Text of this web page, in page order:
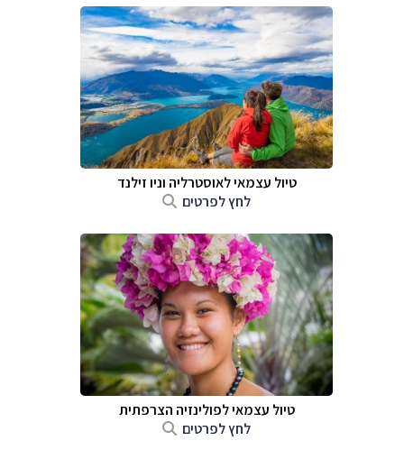
טיול עצמאי לאוסטרליה וניו זילנד
לחץ לפרטים
טיול עצמאי לפולינזיה הצרפתית
לחץ לפרטים